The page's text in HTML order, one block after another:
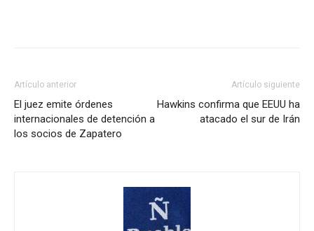
Artículo anterior
El juez emite órdenes
internacionales de detención a
los socios de Zapatero
Artículo siguiente
Hawkins confirma que EEUU ha
atacado el sur de Irán